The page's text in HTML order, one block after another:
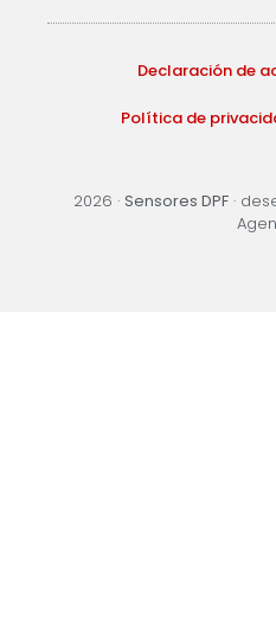
Declaración de
Política de
2026 · Sensores DPF·